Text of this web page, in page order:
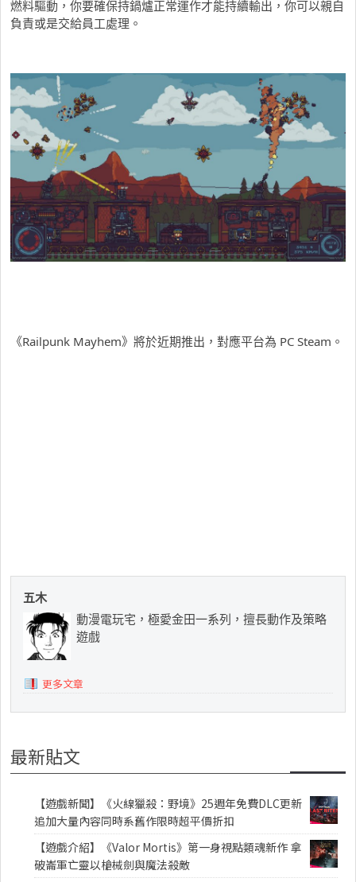
燃料驅動，你要確保持鍋爐正常運作才能持續輸出，你可以親自
負責或是交給員工處理。
《Railpunk Mayhem》將於近期推出，對應平台為 PC Steam。
五木
動漫電玩宅，極愛金田一系列，擅長動作及策略
遊戲
更多文章
最新貼文
【遊戲新聞】《火線獵殺：野境》25週年免費DLC更新
追加大量內容同時系舊作限時超平價折扣
【遊戲介紹】《Valor Mortis》第一身視點類魂新作 拿
破崙軍亡靈以槍械劍與魔法殺敵